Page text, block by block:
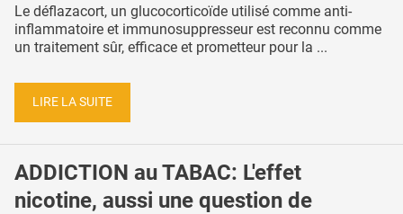
Le déflazacort, un glucocorticoïde utilisé comme anti-
inflammatoire et immunosuppresseur est reconnu comme
un traitement sûr, efficace et prometteur pour la ...
LIRE LA SUITE
ADDICTION au TABAC: L'effet
nicotine, aussi une question de